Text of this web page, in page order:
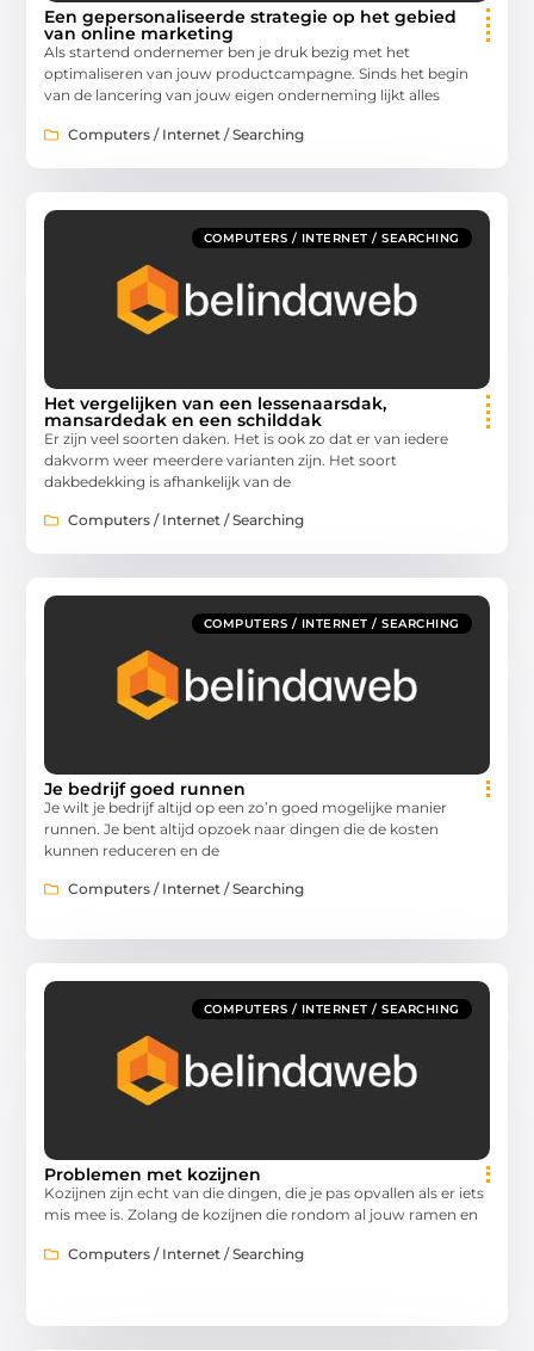
Een gepersonaliseerde strategie op het gebied
van online marketing
Als startend ondernemer ben je druk bezig met het
optimaliseren van jouw productcampagne. Sinds het begin
van de lancering van jouw eigen onderneming lijkt alles
Computers / Internet / Searching
COMPUTERS / INTERNET / SEARCHING
Het vergelijken van een lessenaarsdak,
mansardedak en een schilddak
Er zijn veel soorten daken. Het is ook zo dat er van iedere
dakvorm weer meerdere varianten zijn. Het soort
dakbedekking is afhankelijk van de
Computers / Internet / Searching
COMPUTERS / INTERNET / SEARCHING
Je bedrijf goed runnen
Je wilt je bedrijf altijd op een zo’n goed mogelijke manier
runnen. Je bent altijd opzoek naar dingen die de kosten
kunnen reduceren en de
Computers / Internet / Searching
COMPUTERS / INTERNET / SEARCHING
Problemen met kozijnen
Kozijnen zijn echt van die dingen, die je pas opvallen als er iets
mis mee is. Zolang de kozijnen die rondom al jouw ramen en
Computers / Internet / Searching